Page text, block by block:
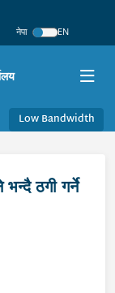
नेपा
EN
Low Bandwidth
ठगी गर्ने